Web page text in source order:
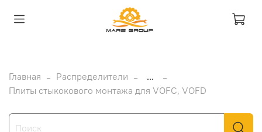
Главная Распределители
...
Плиты стыкокового монтажа для VOFC, VOFD